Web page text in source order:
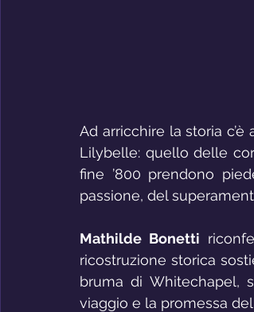
Ad arricchire la storia c’è
Lilybelle: quello delle
fine ’800 prendono
passione, del
Mathilde Bonetti
ricostruzione storica
bruma di Whitechapel,
viaggio e la promessa